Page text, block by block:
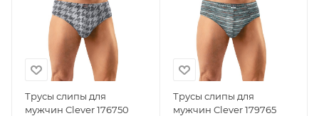
Трусы слипы для
мужчин Clever 176750
Трусы слипы для
мужчин Clever 179765